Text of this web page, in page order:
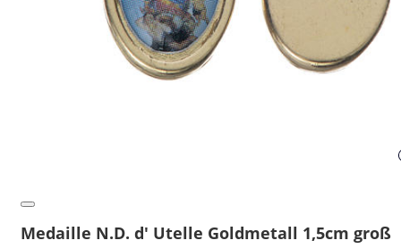
Medaille N.D. d' Utelle Goldmetall 1,5cm groß